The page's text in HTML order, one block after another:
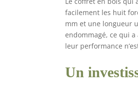
facilement les huit
mm et une longueur
endommagé, ce qui
leur performance
Un